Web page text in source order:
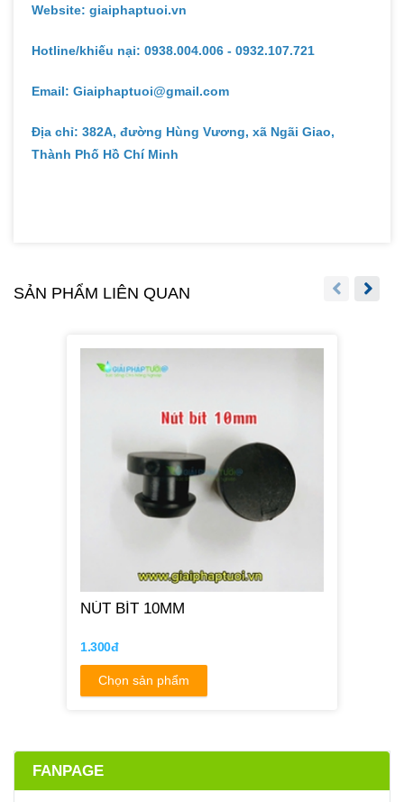
Website: giaiphaptuoi.vn
Hotline/khiếu nại: 0938.004.006 - 0932.107.721
Email: Giaiphaptuoi@gmail.com
Địa chỉ: 382A, đường Hùng Vương, xã Ngãi Giao,
Thành Phố Hồ Chí Minh
SẢN PHẨM LIÊN QUAN
NÚT BÍT 10MM
1.300đ
Chọn sản phẩm
FANPAGE